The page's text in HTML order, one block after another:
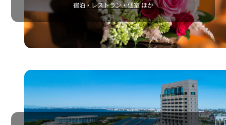
宿泊・レストラン・個室 ほか